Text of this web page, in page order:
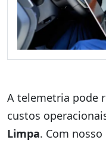
A telemetria pode
custos
Limpa. Com